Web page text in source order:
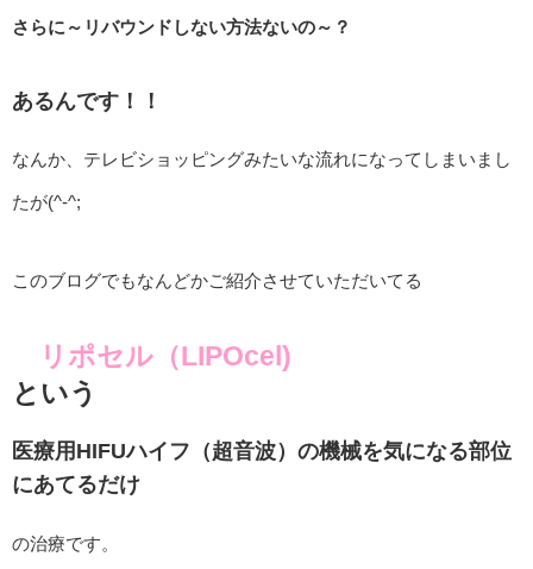
さらに～リバウンドしない方法ないの～？
あるんです！！
なんか、テレビショッピングみたいな流れになってしまいまし
たが(^-^;
このブログでもなんどかご紹介させていただいてる
リポセル（LIPOcel)
という
医療用HIFUハイフ（超音波）の機械を気になる部位
にあてるだけ
の治療です。